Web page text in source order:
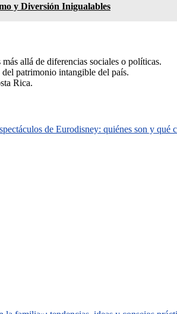
y Diversión Inigualables
allá de diferencias sociales o políticas.
patrimonio intangible del país.
Rica.
de Eurodisney: quiénes son y qué